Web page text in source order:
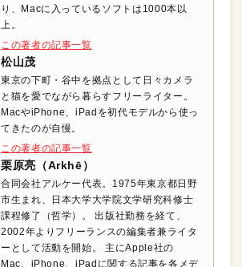
り、Macに入っているソフトは1000本以
上。
この著者の記事一覧
松山茂
東京の下町・谷中を拠点として日々カメラ
と猫を愛でながら暮らすフリーライター。
MacやiPhone、iPadを初代モデルから使っ
てきたのが自慢。
この著者の記事一覧
栗原亮（Arkhē）
合同会社アルケー代表。1975年東京都日野
市生まれ、日本大学大学院文学研究科修士
課程修了（哲学）。 出版社勤務を経て、
2002年よりフリーランスの編集者兼ライタ
ーとして活動を開始。 主にApple社の
Mac、iPhone、iPadに関する記事を各メデ